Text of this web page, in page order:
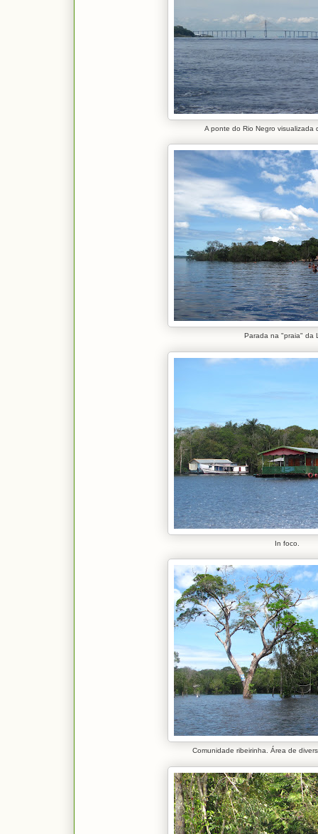
A ponte do Rio Negro visualizada
Parada na "praia" da
In foco.
Comunidade ribeirinha. Área de